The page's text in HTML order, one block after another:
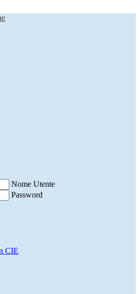
Nome Utente
Password
CIE